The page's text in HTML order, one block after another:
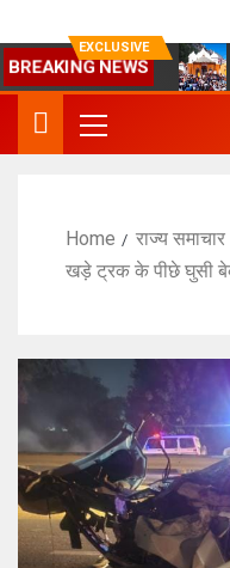
EXCLUSIVE
BREAKING NEWS
केदार के कपाट खुले
Home राज्य समाचार
खड़े ट्रक के पीछे घुसी